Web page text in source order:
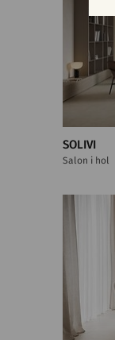
SOLIVI
Salon i hol